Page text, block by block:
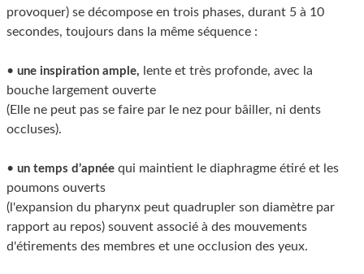
provoquer) se décompose en trois phases, durant 5 à 10
secondes, toujours dans la même séquence :
• une inspiration ample, lente et très profonde, avec la
bouche largement ouverte
(Elle ne peut pas se faire par le nez pour bâiller, ni dents
occluses).
• un temps d’apnée qui maintient le diaphragme étiré et les
poumons ouverts
(l'expansion du pharynx peut quadrupler son diamètre par
rapport au repos) souvent associé à des mouvements
d'étirements des membres et une occlusion des yeux.